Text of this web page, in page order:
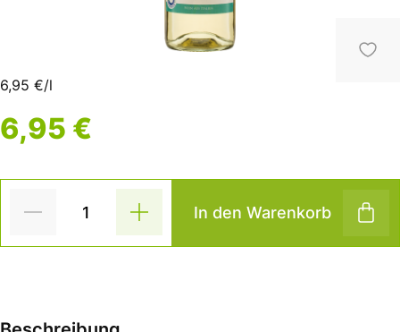
6,95 €/l
6,95 €
In den Warenkorb